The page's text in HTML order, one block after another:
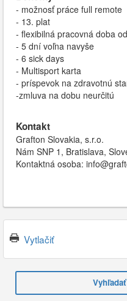
- možnosť práce full remote
- 13. plat
- flexibilná pracovná doba
- 5 dní voľna navyše
- 6 sick days
- Multisport karta
- príspevok na zdravotnú
-zmluva na dobu neurčitú
Kontakt
Grafton Slovakia, s.r.o.
Nám SNP 1, Bratislava,
Kontaktná osoba:
Vytlačiť